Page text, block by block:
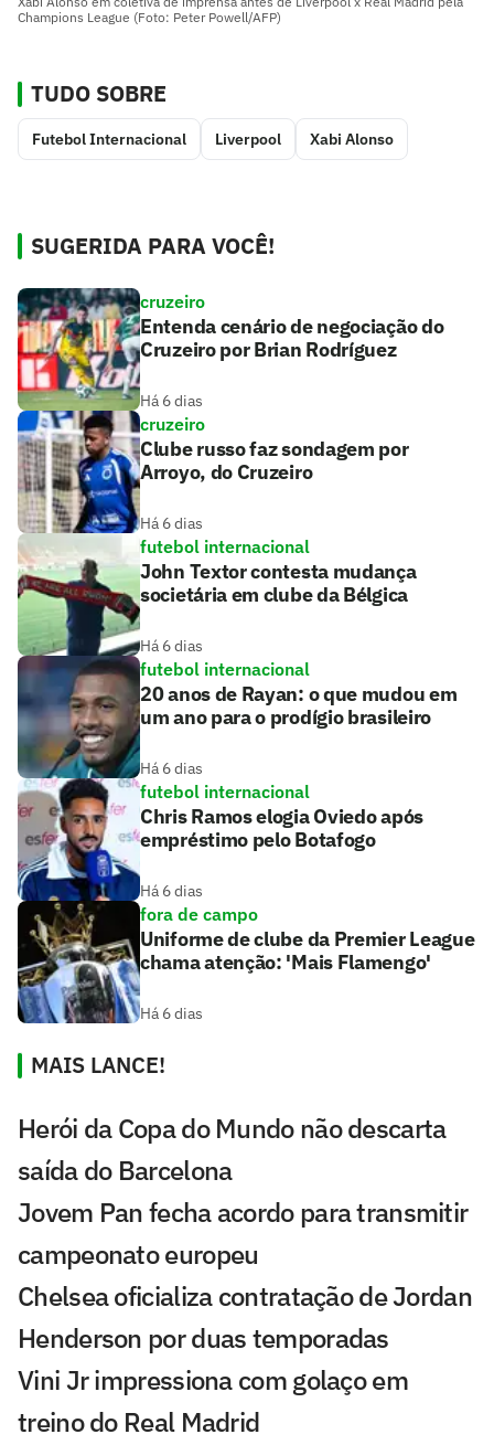
Champions League (Foto: Peter Powell/AFP)
TUDO SOBRE
Futebol Internacional Liverpool Xabi Alonso
SUGERIDA PARA VOCÊ!
cruzeiro
Entenda cenário de negociação do
Cruzeiro por Brian Rodríguez
Há 6 dias
cruzeiro
Clube russo faz sondagem por
Arroyo, do Cruzeiro
Há 6 dias
futebol internacional
John Textor contesta mudança
societária em clube da Bélgica
Há 6 dias
futebol internacional
20 anos de Rayan: o que mudou em
um ano para o prodígio brasileiro
Há 6 dias
futebol internacional
Chris Ramos elogia Oviedo após
empréstimo pelo Botafogo
Há 6 dias
fora de campo
Uniforme de clube da Premier League
chama atenção: 'Mais Flamengo'
Há 6 dias
MAIS LANCE!
Herói da Copa do Mundo não descarta
saída do Barcelona
Jovem Pan fecha acordo para transmitir
campeonato europeu
Chelsea oficializa contratação de Jordan
Henderson por duas temporadas
Vini Jr impressiona com golaço em
treino do Real Madrid